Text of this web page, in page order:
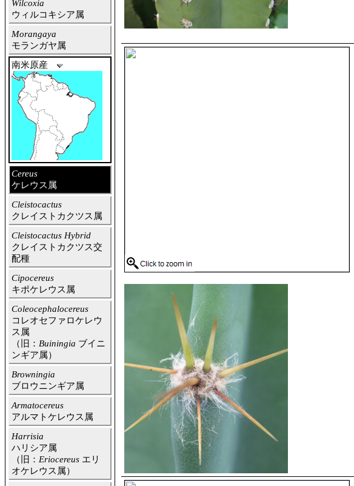
Wilcoxia
ウィルコキシア属
Morangaya
モランガヤ属
南米原産
Cereus
ケレウス属
Cleistocactus
クレイストカクツス属
Cleistocactus Hybrid
クレイストカクツス交
配種
Cipocereus
キポケレウス属
Coleocephalocereus
コレオセファロケレウ
ス属
（旧： Buiningia ブイニ
ンギア属）
Browningia
ブロウニンギア属
Armatocereus
アルマトケレウス属
Harrisia
ハリシア属
（旧： Eriocereus エリ
オケレウス属）